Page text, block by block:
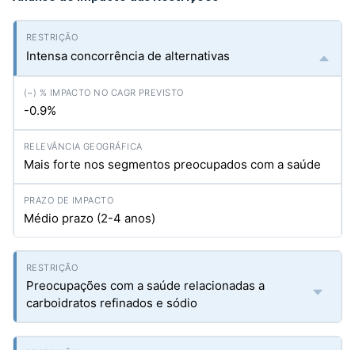
Intensa concorrência de alternativas
-0.9%
Mais forte nos segmentos preocupados com a saúde
Médio prazo (2-4 anos)
Preocupações com a saúde relacionadas a
carboidratos refinados e sódio